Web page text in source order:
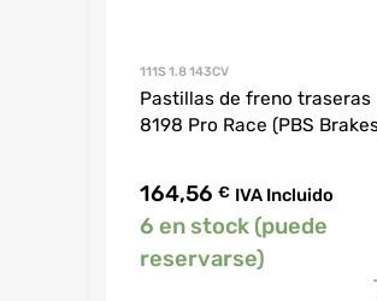
111S 1.8 143CV
Pastillas de freno traseras
8198 Pro Race (PBS
164,56 € IVA Incluido
6 en stock (puede
reservarse)